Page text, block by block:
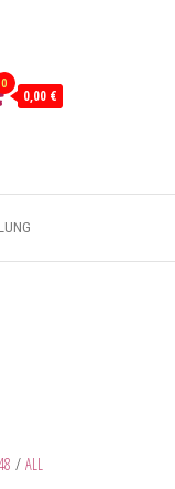
0
0,00 €
/ ALL